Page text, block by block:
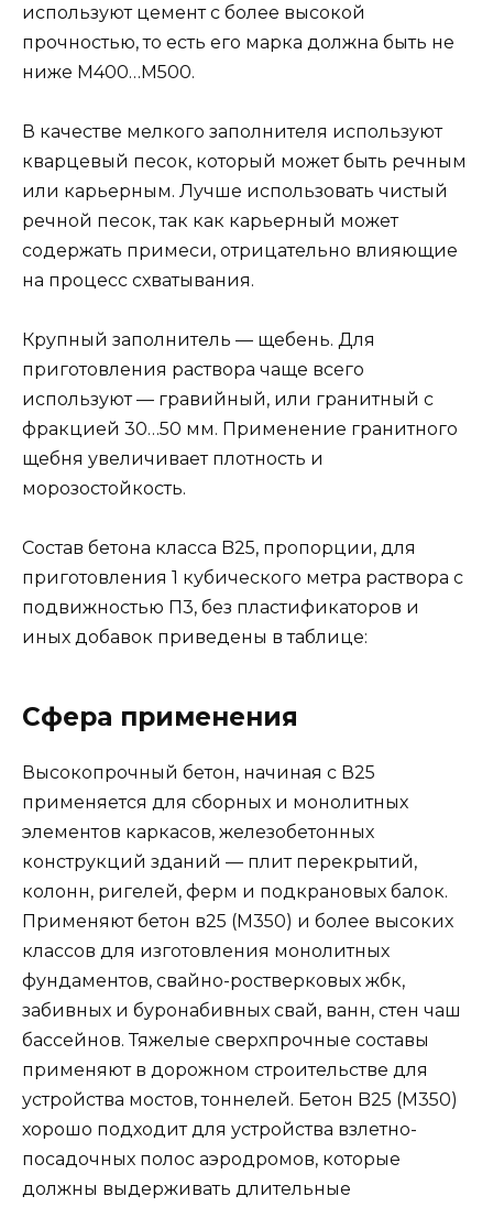
используют цемент с более высокой
прочностью, то есть его марка должна быть не
ниже М400…М500.
В качестве мелкого заполнителя используют
кварцевый песок, который может быть речным
или карьерным. Лучше использовать чистый
речной песок, так как карьерный может
содержать примеси, отрицательно влияющие
на процесс схватывания.
Крупный заполнитель — щебень. Для
приготовления раствора чаще всего
используют — гравийный, или гранитный с
фракцией 30…50 мм. Применение гранитного
щебня увеличивает плотность и
морозостойкость.
Состав бетона класса B25, пропорции, для
приготовления 1 кубического метра раствора с
подвижностью П3, без пластификаторов и
иных добавок приведены в таблице:
Сфера применения
Высокопрочный бетон, начиная с В25
применяется для сборных и монолитных
элементов каркасов, железобетонных
конструкций зданий — плит перекрытий,
колонн, ригелей, ферм и подкрановых балок.
Применяют бетон в25 (М350) и более высоких
классов для изготовления монолитных
фундаментов, свайно-ростверковых жбк,
забивных и буронабивных свай, ванн, стен чаш
бассейнов. Тяжелые сверхпрочные составы
применяют в дорожном строительстве для
устройства мостов, тоннелей. Бетон B25 (М350)
хорошо подходит для устройства взлетно-
посадочных полос аэродромов, которые
должны выдерживать длительные